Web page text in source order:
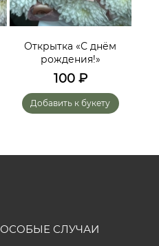
Открытка «С днём
рождения!»
100₽
Добавить к букету
ОСОБЫЕ СЛУЧАИ